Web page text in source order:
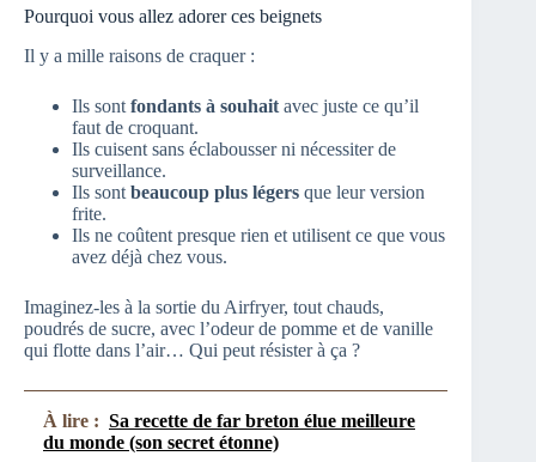
Pourquoi vous allez adorer ces beignets
Il y a mille raisons de craquer :
Ils sont fondants à souhait avec juste ce qu’il
faut de croquant.
Ils cuisent sans éclabousser ni nécessiter de
surveillance.
Ils sont beaucoup plus légers que leur version
frite.
Ils ne coûtent presque rien et utilisent ce que vous
avez déjà chez vous.
Imaginez-les à la sortie du Airfryer, tout chauds,
poudrés de sucre, avec l’odeur de pomme et de vanille
qui flotte dans l’air… Qui peut résister à ça ?
À lire : Sa recette de far breton élue meilleure
du monde (son secret étonne)